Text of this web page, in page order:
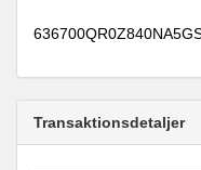
Transaktionsdetaljer